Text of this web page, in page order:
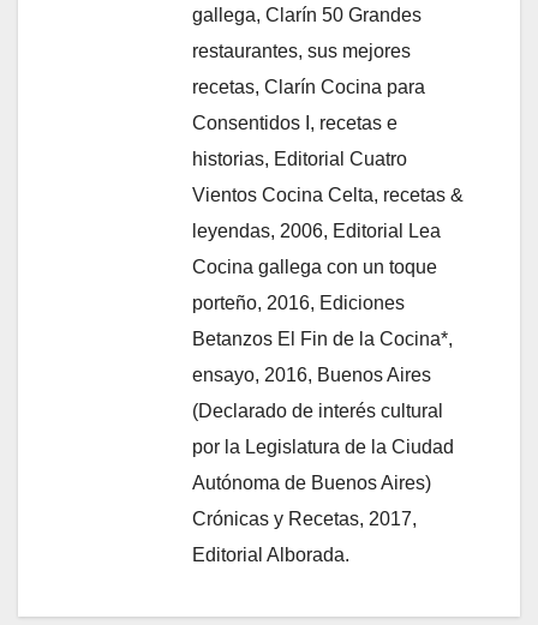
gallega, Clarín 50 Grandes
restaurantes, sus mejores
recetas, Clarín Cocina para
Consentidos I, recetas e
historias, Editorial Cuatro
Vientos Cocina Celta, recetas &
leyendas, 2006, Editorial Lea
Cocina gallega con un toque
porteño, 2016, Ediciones
Betanzos El Fin de la Cocina*,
ensayo, 2016, Buenos Aires
(Declarado de interés cultural
por la Legislatura de la Ciudad
Autónoma de Buenos Aires)
Crónicas y Recetas, 2017,
Editorial Alborada.